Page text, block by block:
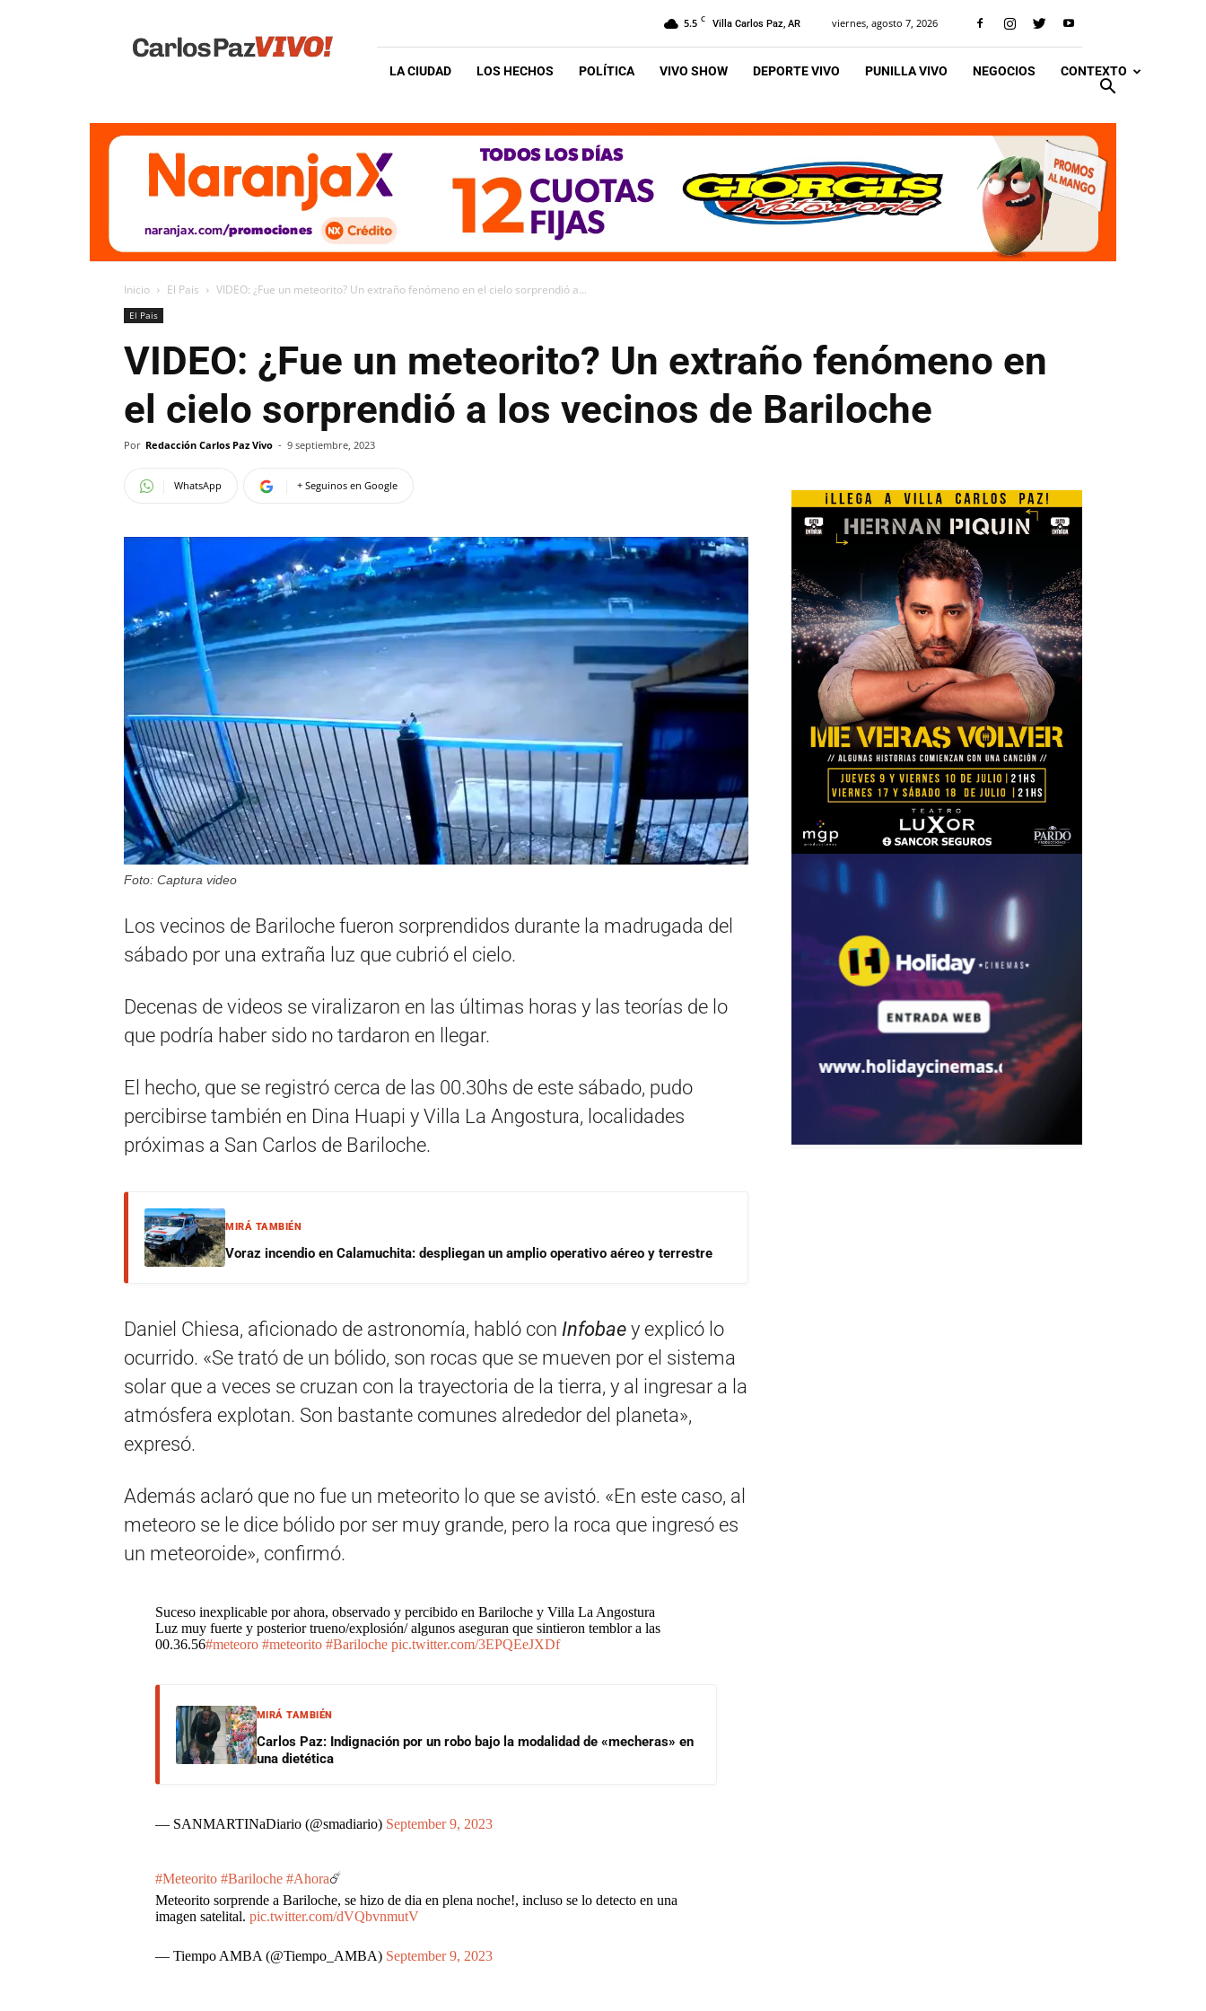
Vivo
5.5 C Villa Carlos Paz, AR viernes, agosto 7, 2026
LA CIUDAD LOS HECHOS POLÍTICA VIVO SHOW DEPORTE VIVO PUNILLA VIVO NEGOCIOS CONTEXTO
Inicio El Pais VIDEO: ¿Fue un meteorito? Un extraño fenómeno en el cielo sorprendió a...
El Pais
VIDEO: ¿Fue un meteorito? Un extraño fenómeno en
el cielo sorprendió a los vecinos de Bariloche
Por Redacción Carlos Paz Vivo - 9 septiembre, 2023
WhatsApp + Seguinos en Google
Foto: Captura video
Los vecinos de Bariloche fueron sorprendidos durante la madrugada del
sábado por una extraña luz que cubrió el cielo.
Decenas de videos se viralizaron en las últimas horas y las teorías de lo
que podría haber sido no tardaron en llegar.
El hecho, que se registró cerca de las 00.30hs de este sábado, pudo
percibirse también en Dina Huapi y Villa La Angostura, localidades
próximas a San Carlos de Bariloche.
MIRÁ TAMBIÉN
Voraz incendio en Calamuchita: despliegan un amplio operativo aéreo y terrestre
Daniel Chiesa, aficionado de astronomía, habló con Infobae y explicó lo
ocurrido. «Se trató de un bólido, son rocas que se mueven por el sistema
solar que a veces se cruzan con la trayectoria de la tierra, y al ingresar a la
atmósfera explotan. Son bastante comunes alrededor del planeta»,
expresó.
Además aclaró que no fue un meteorito lo que se avistó. «En este caso, al
meteoro se le dice bólido por ser muy grande, pero la roca que ingresó es
un meteoroide», confirmó.
Suceso inexplicable por ahora, observado y percibido en Bariloche y Villa La Angostura
Luz muy fuerte y posterior trueno/explosión/ algunos aseguran que sintieron temblor a las
00.36.56#meteoro #meteorito #Bariloche pic.twitter.com/3EPQEeJXDf
MIRÁ TAMBIÉN
Carlos Paz: Indignación por un robo bajo la modalidad de «mecheras» en
una dietética
— SANMARTINaDiario (@smadiario) September 9, 2023
#Meteorito #Bariloche #Ahora☄️
Meteorito sorprende a Bariloche, se hizo de dia en plena noche!, incluso se lo detecto en una
imagen satelital. pic.twitter.com/dVQbvnmutV
— Tiempo AMBA (@Tiempo_AMBA) September 9, 2023